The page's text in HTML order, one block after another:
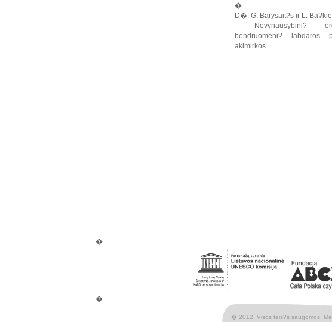
�
D�. G. Barysait?s ir L.
- Nevyriausybini?
bendruomeni? labdaros
akimirkos.
�
�
� 2012. Visos teis?s saugomos.